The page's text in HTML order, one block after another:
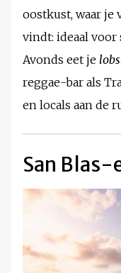
oostkust, waar je
vindt: ideaal voor
Avonds eet je
reggae-bar als
en locals aan de
San Blas-